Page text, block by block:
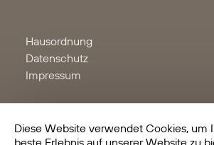
Diese Website verwendet Cookies, um
beste Erlebnis auf unserer Website zu
Hausordnung
Datenschutz
Impressum